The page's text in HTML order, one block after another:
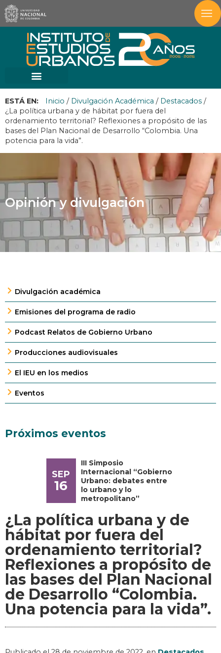
ESTÁ EN: Inicio / Divulgación Académica / Destacados /
¿La política urbana y de hábitat por fuera del
ordenamiento territorial? Reflexiones a propósito de las
bases del Plan Nacional de Desarrollo “Colombia. Una
potencia para la vida”.
Opinión y divulgación
Divulgación académica
Emisiones del programa de radio
Podcast Relatos de Gobierno Urbano
Producciones audiovisuales
El IEU en los medios
Eventos
Próximos eventos
SEP
16
III Simposio
Internacional “Gobierno
Urbano: debates entre
lo urbano y lo
metropolitano”
¿La política urbana y de
hábitat por fuera del
ordenamiento territorial?
Reflexiones a propósito de
las bases del Plan Nacional
de Desarrollo “Colombia.
Una potencia para la vida”.